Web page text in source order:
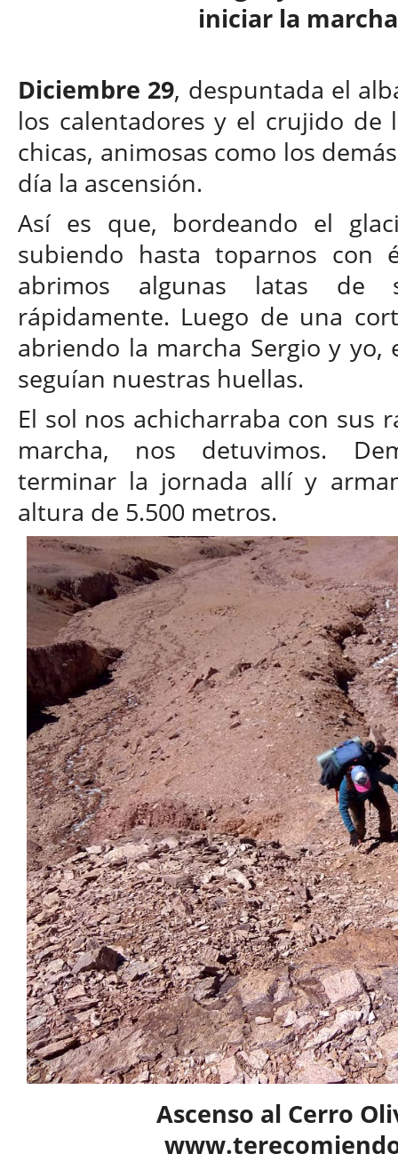
iniciar la
Diciembre 29, despuntada el
los calentadores y el crujido de
chicas, animosas como los
día la ascensión.
Así es que, bordeando el
subiendo hasta toparnos
abrimos algunas latas de
rápidamente. Luego de una
abriendo la marcha Sergio y
seguían nuestras huellas.
El sol nos achicharraba con sus
marcha, nos detuvimos.
terminar la jornada allí y
altura de 5.500 metros.
Ascenso al Cerro